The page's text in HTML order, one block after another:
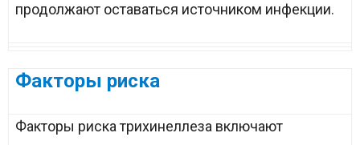
продолжают оставаться источником инфекции.
Факторы риска
Факторы риска трихинеллеза включают